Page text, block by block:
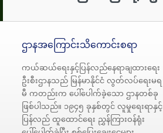
ဌာနအကြောင်းသိကောင်းစရာ
ကယ်ဆယ်ရေးနှင့်ပြန်လည်နေရာချထားရေး
ဦးစီးဌာနသည် မြန်မာနိုင်ငံ လွတ်လပ်ရေးမရ
မီ ကတည်းက ပေါ်ပေါက်ခဲ့သော ဌာနတစ်ခု
ဖြစ်ပါသည်။ ၁၉၄၅ ခုနှစ်တွင် လူမှုရေးရာနှင့်
ပြန်လည် ထူထောင်ရေး ညွှန်ကြားဝန်ရုံး